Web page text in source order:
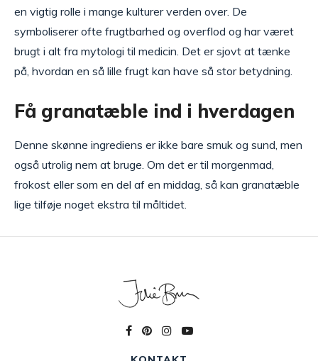
en vigtig rolle i mange kulturer verden over. De
symboliserer ofte frugtbarhed og overflod og har været
brugt i alt fra mytologi til medicin. Det er sjovt at tænke
på, hvordan en så lille frugt kan have så stor betydning.
Få granatæble ind i hverdagen
Denne skønne ingrediens er ikke bare smuk og sund, men
også utrolig nem at bruge. Om det er til morgenmad,
frokost eller som en del af en middag, så kan granatæble
lige tilføje noget ekstra til måltidet.